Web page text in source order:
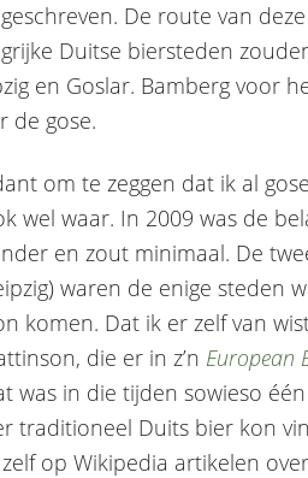
De route van
Duitse biersteden
en Goslar. Bamberg voor
de gose.
om te zeggen dat ik al
wel waar. In 2009 was de
en zout minimaal. De
waren de enige steden
komen. Dat ik er zelf van
die er in z’n European
was in die tijden sowieso
traditioneel Duits bier kon
op Wikipedia artikelen